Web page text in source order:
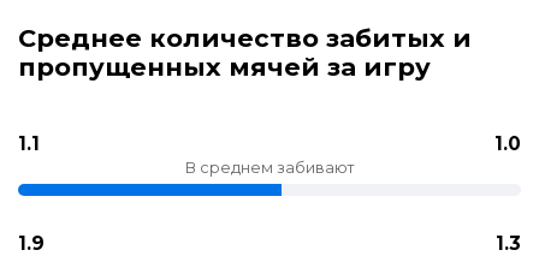
Среднее количество забитых и
пропущенных мячей за игру
1.1 1.0
В среднем забивают
1.9 1.3